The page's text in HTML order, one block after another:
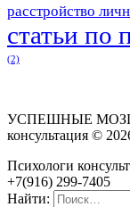
расстройство
статьи по
(2)
УСПЕШНЫЕ МОЗГИ
консультация ©
Психологи
+7(916) 299-7405
Найти: